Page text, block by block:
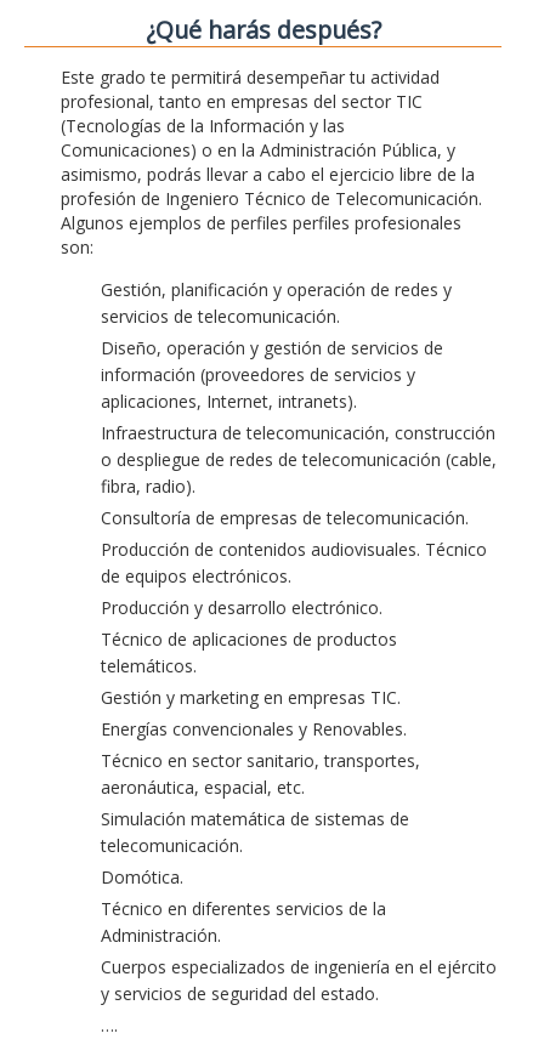
¿Qué harás después?
Este grado te permitirá desempeñar tu actividad
profesional, tanto en empresas del sector TIC
(Tecnologías de la Información y las
Comunicaciones) o en la Administración Pública, y
asimismo, podrás llevar a cabo el ejercicio libre de la
profesión de Ingeniero Técnico de Telecomunicación.
Algunos ejemplos de perfiles perfiles profesionales
son:
Gestión, planificación y operación de redes y
servicios de telecomunicación.
Diseño, operación y gestión de servicios de
información (proveedores de servicios y
aplicaciones, Internet, intranets).
Infraestructura de telecomunicación, construcción
o despliegue de redes de telecomunicación (cable,
fibra, radio).
Consultoría de empresas de telecomunicación.
Producción de contenidos audiovisuales. Técnico
de equipos electrónicos.
Producción y desarrollo electrónico.
Técnico de aplicaciones de productos
telemáticos.
Gestión y marketing en empresas TIC.
Energías convencionales y Renovables.
Técnico en sector sanitario, transportes,
aeronáutica, espacial, etc.
Simulación matemática de sistemas de
telecomunicación.
Domótica.
Técnico en diferentes servicios de la
Administración.
Cuerpos especializados de ingeniería en el ejército
y servicios de seguridad del estado.
….